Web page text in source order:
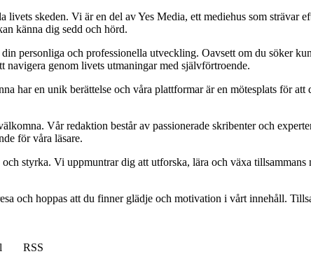
skeden. Vi är en del av Yes Media, ett mediehus som strävar
känna dig sedd och hörd.
personliga och professionella utveckling. Oavsett om du söker
genom livets utmaningar med självförtroende.
en unik berättelse och våra plattformar är en mötesplats för att
Vår redaktion består av passionerade skribenter och
för våra läsare.
styrka. Vi uppmuntrar dig att utforska, lära och växa tillsammans
och hoppas att du finner glädje och motivation i vårt innehåll.
RSS